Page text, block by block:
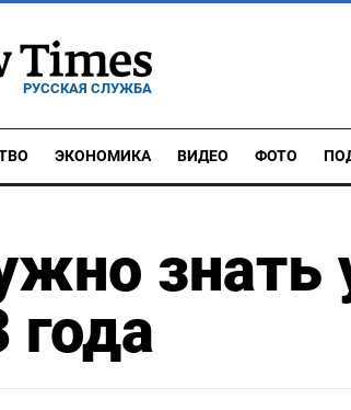
РУССКАЯ СЛУЖБА
ЭКОНОМИКА ВИДЕО ФОТО
знать